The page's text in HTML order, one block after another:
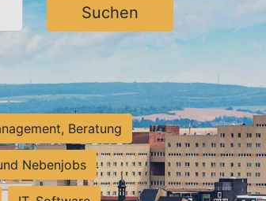
Suchen
Beratung
Nebenjobs